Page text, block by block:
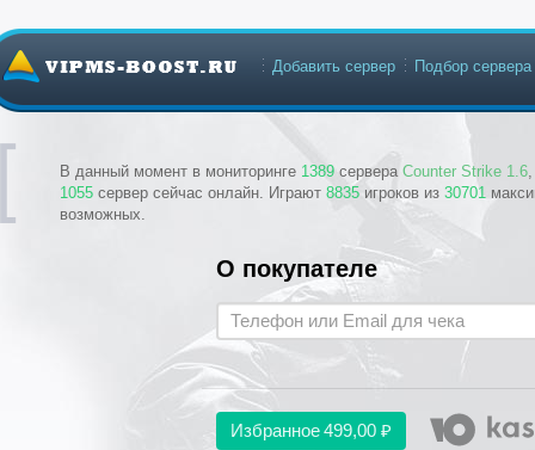
В данный момент в мониторинге 1389 сервера Counter Strike 1.6
1055 сервер сейчас онлайн. Играют 8835 игроков из 30701
возможных.
Добавить сервер Подбор сервера
О покупателе
Избранное499,00 ₽